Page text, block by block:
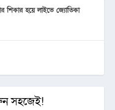
শিকার হয়ে লাইভে জ্যোতিকা
সহজেই!